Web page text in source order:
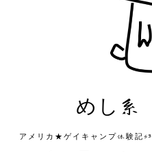
めし系
アメリカ★ゲイキャンプ体験記S3